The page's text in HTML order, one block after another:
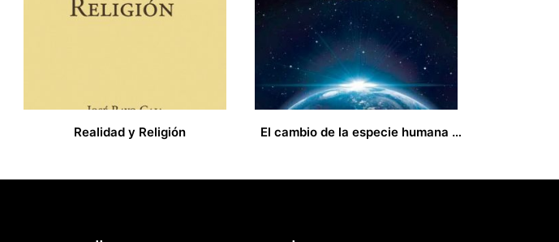
Realidad y Religión El cambio de la especie humana (evolución)